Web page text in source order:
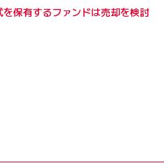
保有するファンドは売却を検討